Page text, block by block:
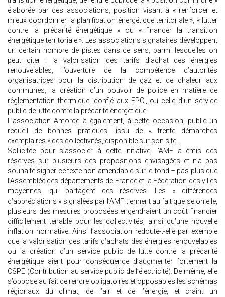
élaborée par ces associations, position visant à « renforcer et
mieux coordonner la planification énergétique territoriale », « lutter
contre la précarité énergétique » ou « financer la transition
énergétique territoriale ». Les associations signataires développent
un certain nombre de pistes dans ce sens, parmi lesquelles on
peut citer : la valorisation des tarifs d’achat des énergies
renouvelables, l’ouverture de la compétence d’autorités
organisatrices pour la distribution de gaz et de chaleur aux
communes, la création d’un pouvoir de police en matière de
réglementation thermique, confié aux EPCI, ou celle d’un service
public de lutte contre la précarité énergétique.
L’association Amorce a également, à cette occasion, publié un
recueil de bonnes pratiques, issu de « trente démarches
exemplaires » des collectivités, disponible sur son site.
Sollicitée pour s’associer à cette initiative, l’AMF a émis des
réserves sur plusieurs des propositions envisagées et n’a pas
souhaité signer ce texte non-amendable sur le fond – pas plus que
l’Assemblée des départements de France et la Fédération des villes
moyennes, qui partagent ces réserves. Les « différences
d’appréciations » signalées par l’AMF tiennent au fait que selon elle,
plusieurs des mesures proposées engendraient un coût financier
difficilement tenable pour les collectivités, ainsi qu’une nouvelle
inflation normative. Ainsi l’association redoute-t-elle par exemple
que la valorisation des tarifs d’achats des énergies renouvelables
ou la création d’un service public de lutte contre la précarité
énergétique aient pour conséquence d’augmenter fortement la
CSPE (Contribution au service public de l’électricité). De même, elle
s’oppose au fait de rendre obligatoires et opposables les schémas
régionaux du climat, de l’air et de l’énergie, et craint un